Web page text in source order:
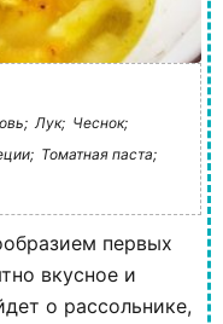
Лук; Чеснок;
Томатная паста;
первых
вкусное и
о рассольнике,